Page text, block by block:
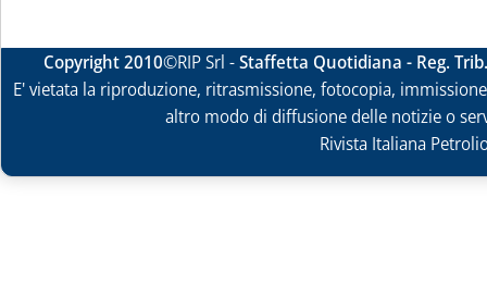
Copyright 2010©RIP Srl -Staffetta Quotidiana - Reg.
E' vietata la riproduzione, ritrasmissione, fotocopia,
altro modo di diffusione delle notizie o
Rivista Italiana